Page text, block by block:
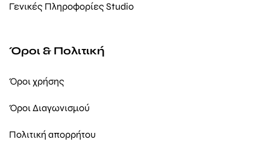
Γενικές Πληροφορίες Studio
Όροι & Πολιτική
Όροι χρήσης
Όροι Διαγωνισμού
Πολιτική απορρήτου